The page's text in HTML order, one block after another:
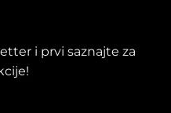
i prvi saznajte za